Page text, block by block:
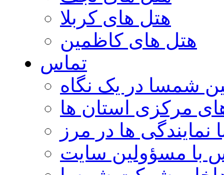
هتل های کربلا
هتل های کاظمین
تماس
شمسا در یک نگاه
مرکزی استان ها
نمایندگی ها در مرز
با مسؤولین سایت